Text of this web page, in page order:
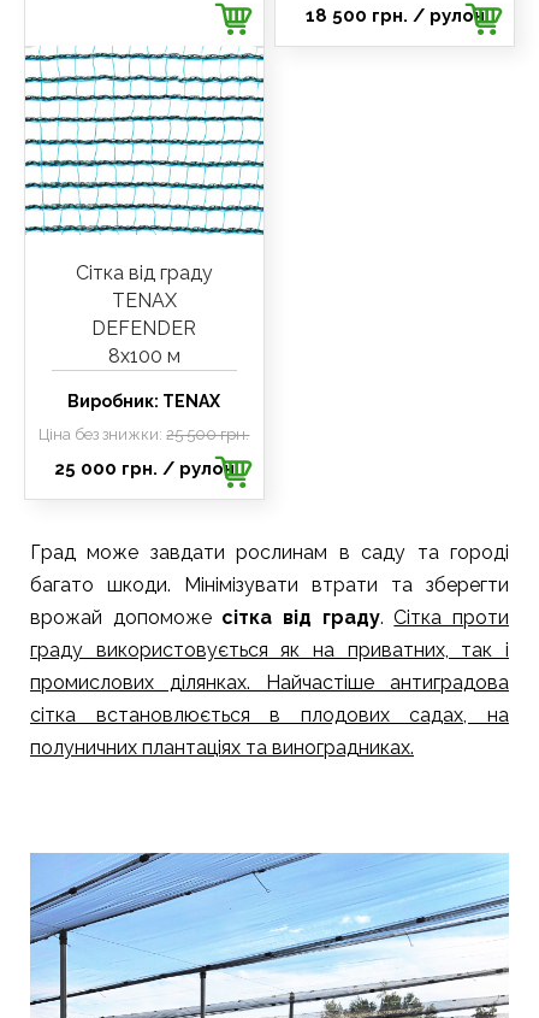
18 500 грн. / рулон
Сітка від граду
TENAX
DEFENDER
8х100 м
Виробник: TENAX
Ціна без знижки:25 500 грн.
25 000 грн. / рулон
Град може завдати рослинам в саду та городі
багато шкоди. Мінімізувати втрати та зберегти
врожай допоможе сітка від граду.Сітка проти
граду використовується як на приватних, так і
промислових ділянках. Найчастіше антиградова
сітка встановлюється в плодових садах, на
полуничних плантаціях та виноградниках.